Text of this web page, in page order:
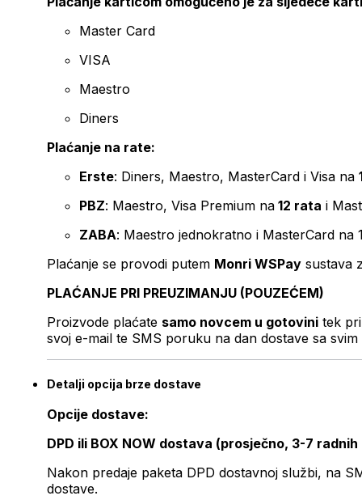
Master Card
VISA
Maestro
Diners
Plaćanje na rate:
Erste: Diners, Maestro, MasterCard i Visa na
PBZ: Maestro, Visa Premium na 12 rata i
ZABA: Maestro jednokratno i MasterCard na
Plaćanje se provodi putem Monri WSPay sustava
PLAĆANJE PRI PREUZIMANJU (POUZEĆEM)
Proizvode plaćate samo novcem u gotovini tek
svoj e-mail te SMS poruku na dan dostave sa svim
Detalji opcija brze dostave
Opcije dostave:
DPD ili BOX NOW dostava (prosječno, 3-7 radnih
Nakon predaje paketa DPD dostavnoj službi, na
dostave.